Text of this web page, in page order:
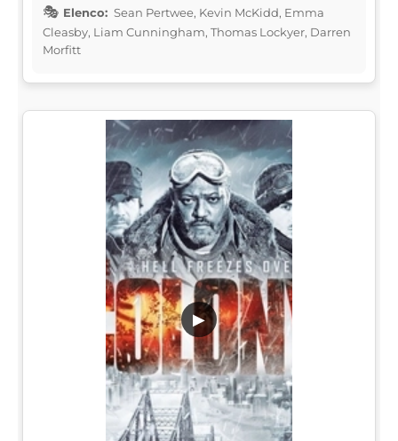
Elenco: Sean Pertwee, Kevin McKidd, Emma
Cleasby, Liam Cunningham, Thomas Lockyer, Darren
Morfitt
▶